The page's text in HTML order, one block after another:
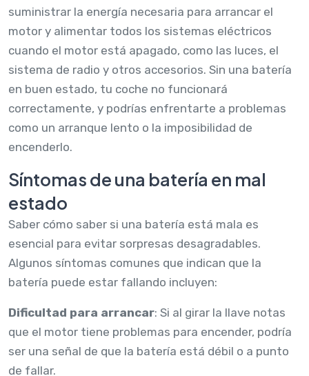
suministrar la energía necesaria para arrancar el
motor y alimentar todos los sistemas eléctricos
cuando el motor está apagado, como las luces, el
sistema de radio y otros accesorios. Sin una batería
en buen estado, tu coche no funcionará
correctamente, y podrías enfrentarte a problemas
como un arranque lento o la imposibilidad de
encenderlo.
Síntomas de una batería en mal
estado
Saber cómo saber si una batería está mala es
esencial para evitar sorpresas desagradables.
Algunos síntomas comunes que indican que la
batería puede estar fallando incluyen:
Dificultad para arrancar: Si al girar la llave notas
que el motor tiene problemas para encender, podría
ser una señal de que la batería está débil o a punto
de fallar.